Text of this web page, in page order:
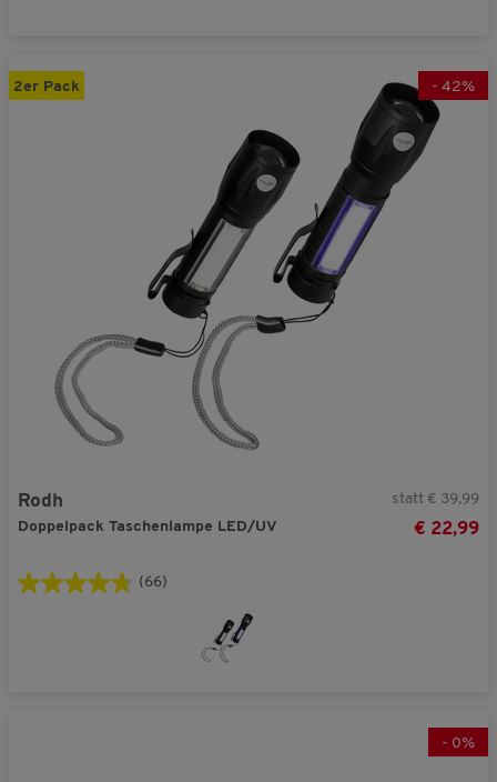
2er Pack - 42%
Rodh
Doppelpack Taschenlampe LED/UV
statt € 39,99
€ 22,99
(66)
- 0%